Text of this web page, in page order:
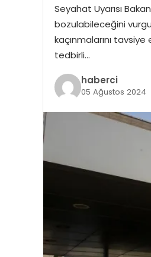
Seyahat Uyarısı
bozulabileceğini
kaçınmalarını
tedbirli…
haberci
05 Ağustos 2024